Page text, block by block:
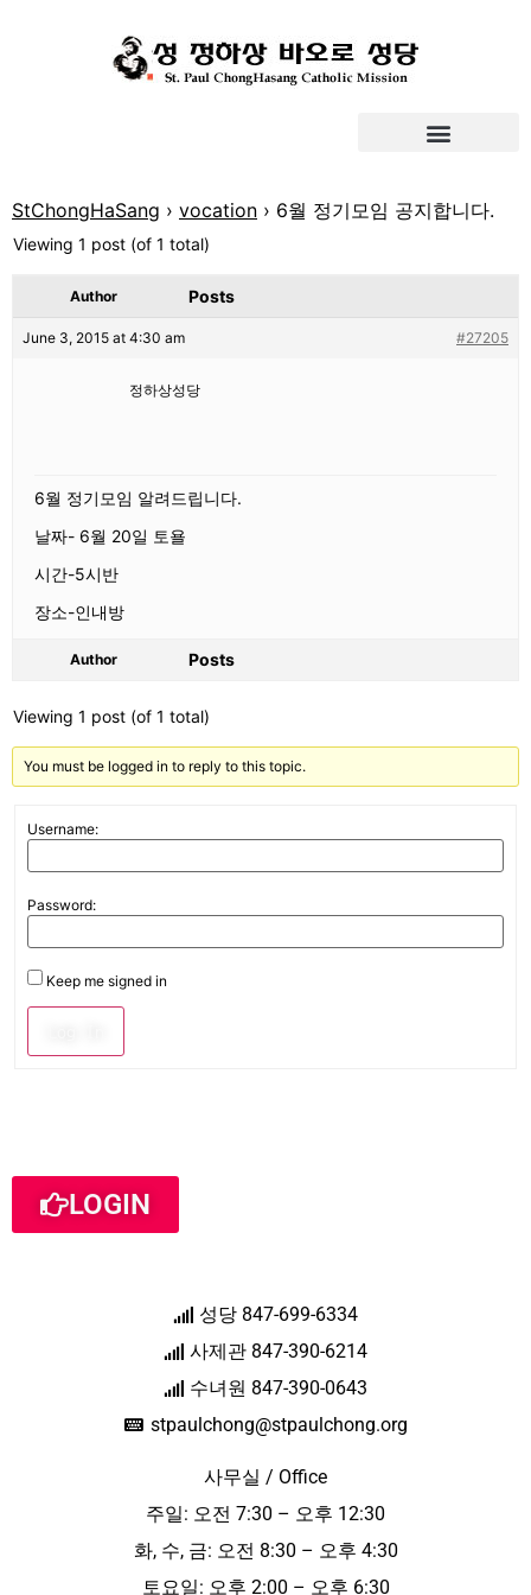
StChongHaSang › vocation › 6월 정기모임 공지합니다.
Viewing 1 post (of 1 total)
Author Posts
June 3, 2015 at 4:30 am #27205
정하상성당
6월 정기모임 알려드립니다.
날짜- 6월 20일 토욜
시간-5시반
장소-인내방
Author Posts
Viewing 1 post (of 1 total)
You must be logged in to reply to this topic.
Username:
Password:
Keep me signed in
LOGIN
성당 847-699-6334
사제관 847-390-6214
수녀원 847-390-0643
stpaulchong@stpaulchong.org
사무실 / Office
주일: 오전 7:30 – 오후 12:30
화, 수, 금: 오전 8:30 – 오후 4:30
토요일: 오후 2:00 – 오후 6:30